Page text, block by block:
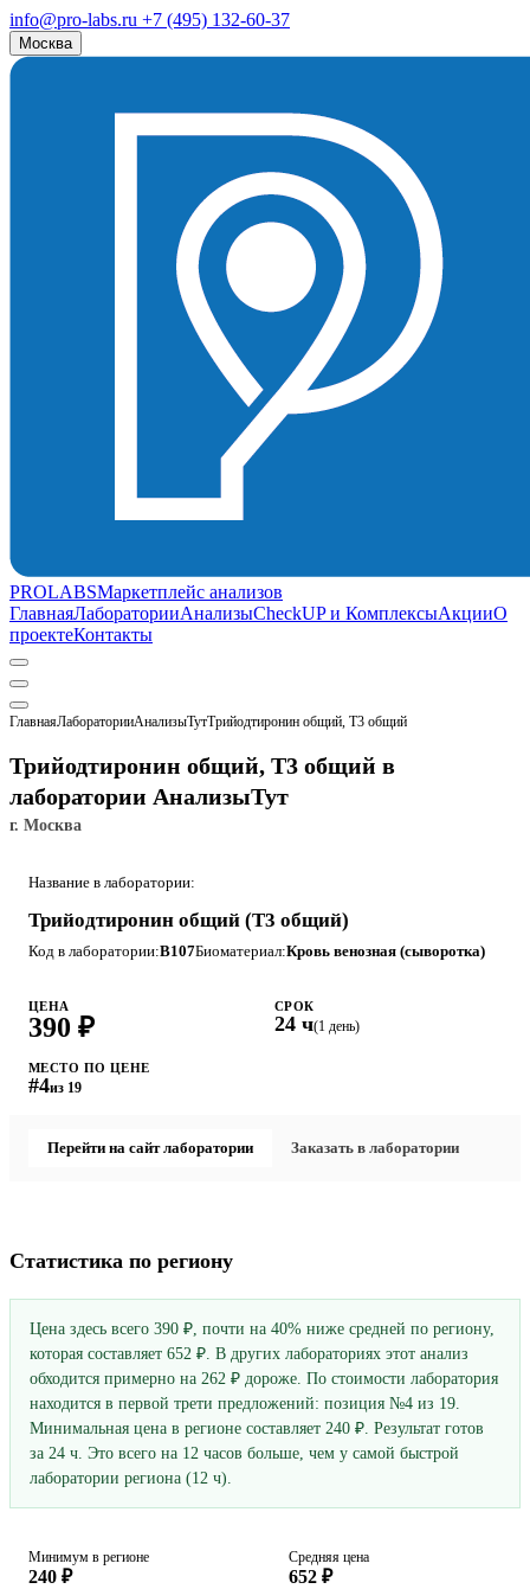
info@pro-labs.ru +7 (495) 132-60-37
Москва
PROLABSМаркетплейс анализов
ГлавнаяЛабораторииАнализыCheckUP и КомплексыАкцииО
проектеКонтакты
ГлавнаяЛабораторииАнализыТутТрийодтиронин общий, Т3 общий
Трийодтиронин общий, Т3 общий в
лаборатории АнализыТут
г. Москва
Название в лаборатории:
Трийодтиронин общий (Т3 общий)
Код в лаборатории:B107Биоматериал:Кровь венозная (сыворотка)
ЦЕНА
390 ₽
СРОК
24 ч(1 день)
МЕСТО ПО ЦЕНЕ
#4из 19
Перейти на сайт лаборатории Заказать в лаборатории
Статистика по региону
Цена здесь всего 390 ₽, почти на 40% ниже средней по региону,
которая составляет 652 ₽. В других лабораториях этот анализ
обходится примерно на 262 ₽ дороже. По стоимости лаборатория
находится в первой трети предложений: позиция №4 из 19.
Минимальная цена в регионе составляет 240 ₽. Результат готов
за 24 ч. Это всего на 12 часов больше, чем у самой быстрой
лаборатории региона (12 ч).
Минимум в регионе
240 ₽
Средняя цена
652 ₽